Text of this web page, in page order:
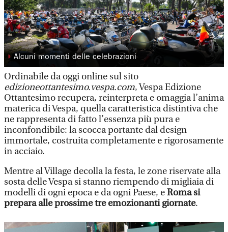
◗ Alcuni momenti delle celebrazioni
Ordinabile da oggi online sul sito
edizioneottantesimo.vespa.com, Vespa Edizione
Ottantesimo recupera, reinterpreta e omaggia l’anima
materica di Vespa, quella caratteristica distintiva che
ne rappresenta di fatto l’essenza più pura e
inconfondibile: la scocca portante dal design
immortale, costruita completamente e rigorosamente
in acciaio.
Mentre al Village decolla la festa, le zone riservate alla
sosta delle Vespa si stanno riempendo di migliaia di
modelli di ogni epoca e da ogni Paese, eRoma si
prepara alle prossime tre emozionanti giornate.